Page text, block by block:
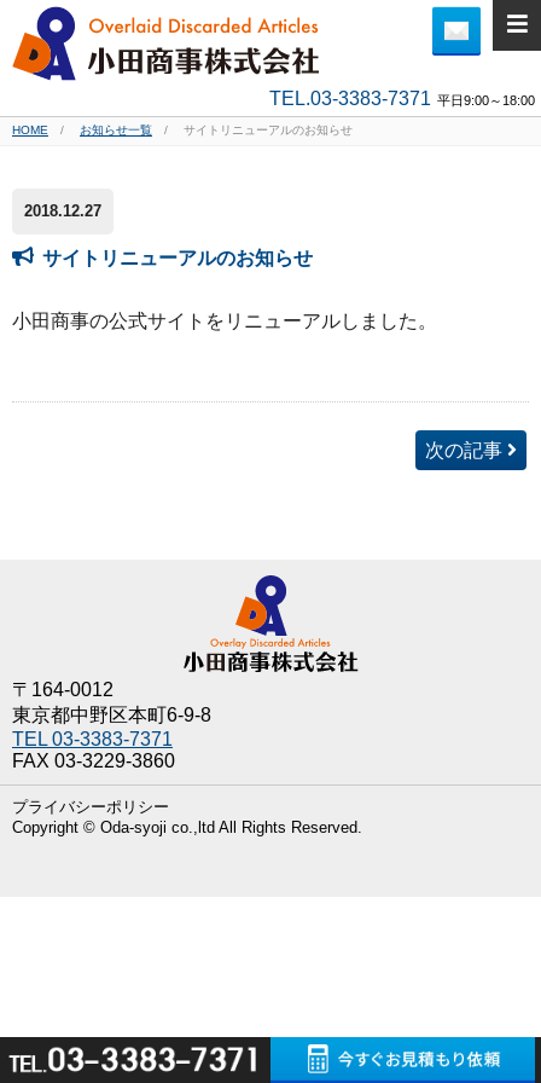
TEL.03-3383-7371 平日9:00～18:00
HOME お知らせ一覧 サイトリニューアルのお知らせ
2018.12.27
サイトリニューアルのお知らせ
小田商事の公式サイトをリニューアルしました。
次の記事
〒164-0012
東京都中野区本町6-9-8
TEL 03-3383-7371
FAX 03-3229-3860
プライバシーポリシー
Copyright © Oda-syoji co.,ltd All Rights Reserved.